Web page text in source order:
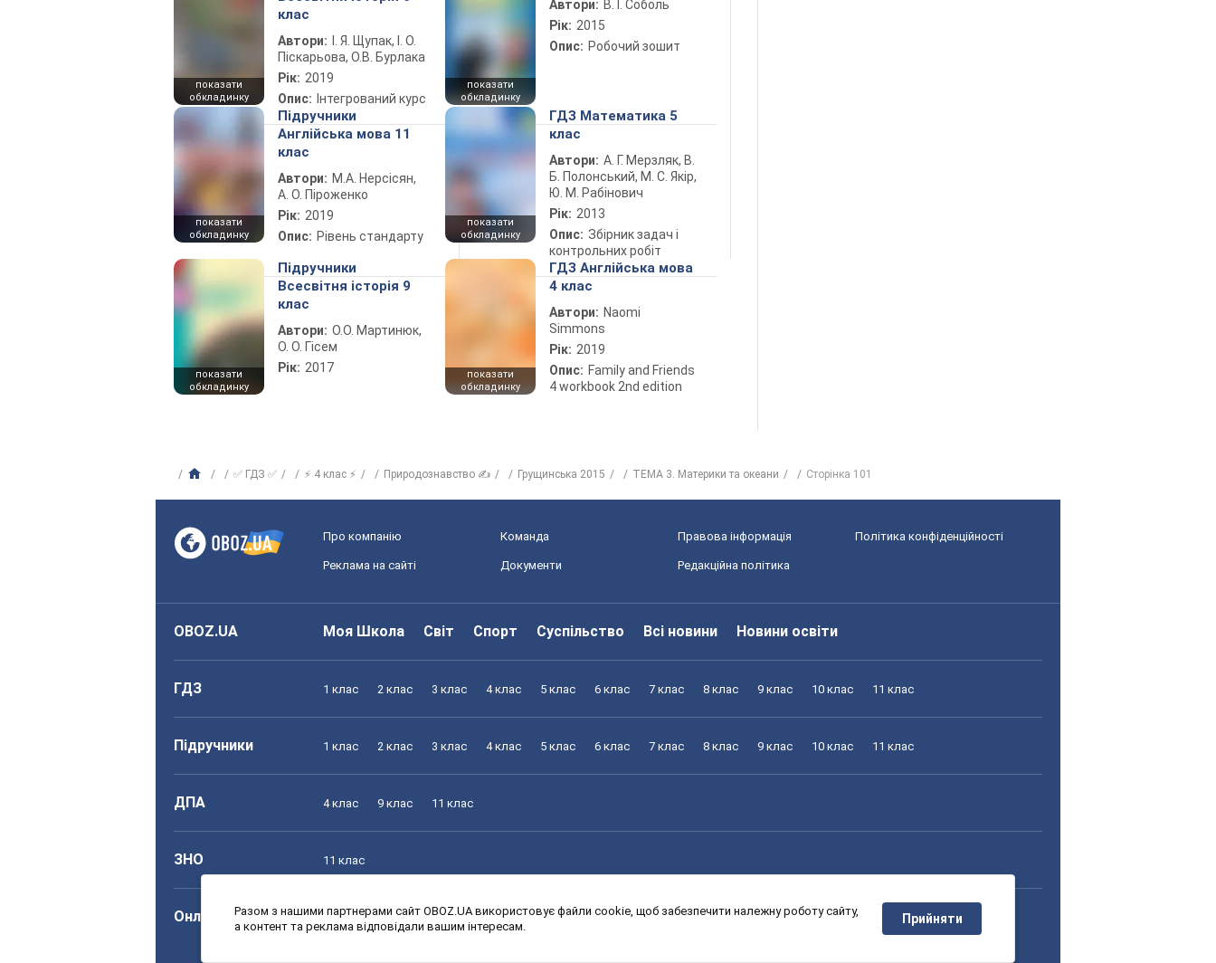
показати
обкладинку
клас
Автори:
І. Я. Щупак, І. О.
Піскарьова, О.В. Бурлака
Рік: 2019
Опис: Інтегрований курс
показати
обкладинку
Автори: В. І. Соболь
Рік: 2015
Опис: Робочий зошит
показати
обкладинку
Підручники
Англійська мова 11
клас
Автори: М.А. Нерсісян,
А. О. Піроженко
Рік: 2019
Опис: Рівень стандарту
показати
обкладинку
ГДЗ Математика 5
клас
Автори: А. Г. Мерзляк, В.
Б. Полонський, М. С. Якір,
Ю. М. Рабінович
Рік: 2013
Опис: Збірник задач і
контрольних робіт
показати
обкладинку
Підручники
Всесвітня історія 9
клас
Автори: О.О. Мартинюк,
О. О. Гісем
Рік: 2017
показати
обкладинку
ГДЗ Англійська мова
4 клас
Автори: Naomi
Simmons
Рік: 2019
Опис: Family and Friends
4 workbook 2nd edition
✅ ГДЗ ✅ ⚡ 4 клас ⚡ Природознавство ✍ Грущинська 2015 ТЕМА 3. Материки та океани Сторінка 101
Про компанію Команда Правова інформація Політика конфіденційності
Реклама на сайті Документи Редакційна політика
OBOZ.UA Моя Школа Світ Спорт Суспільство Всі новини Новини освіти
ГДЗ 1 клас 2 клас 3 клас 4 клас 5 клас 6 клас 7 клас 8 клас 9 клас 10 клас 11 клас
Підручники 1 клас 2 клас 3 клас 4 клас 5 клас 6 клас 7 клас 8 клас 9 клас 10 клас 11 клас
ДПА 4 клас 9 клас 11 клас
ЗНО 11 клас
Онлайн уроки 1 клас 2 клас 3 клас 4 клас 5 клас 6 клас 7 клас 8 клас 9 клас 10 клас 11 клас
Разом з нашими партнерами сайт OBOZ.UA використовує файли cookie, щоб забезпечити належну роботу сайту,
а контент та реклама відповідали вашим інтересам.
Прийняти